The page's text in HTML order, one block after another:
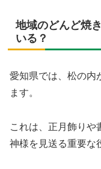
地域のどんど焼
いる？
愛知県では、松の内
ます。
これは、正月飾りや
神様を見送る重要な